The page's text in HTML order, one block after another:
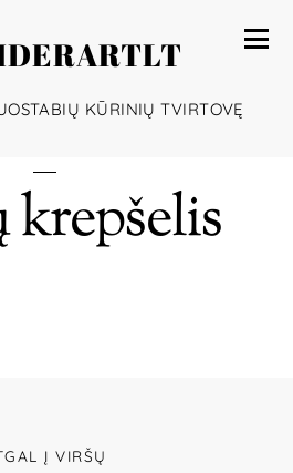
KŪRINIŲ TVIRTOVĘ
Į VIRŠŲ